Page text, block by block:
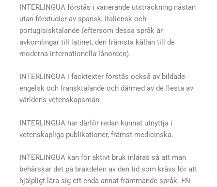
INTERLINGUA förstås i varierande utsträckning nästan
utan förstudier av spansk­, italiensk­ och
portugisisktalande (eftersom dessa språk är
avkomlingar till latinet, den främsta källan till de
moderna internationella lånorden).
INTERLINGUA i facktexter förstås också av bildade
engelsk­ och fransktalande och därmed av de flesta av
världens vetenskapsmän.
INTERLINGUA har därför redan kunnat utnyttja i
vetenskapliga publikationer, främst medicinska.
INTERLINGUA kan för aktivt bruk inläras så att man
behärskar det på bråkdelen av den tid som krävs för att
hjälpligt lära sig ett enda annat främmande språk. FN